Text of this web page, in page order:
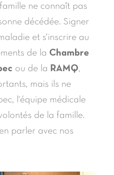
ne connaît pas
décédée. Signer
et s’inscrire au
de la Chambre
ou de la RAMQ,
mais ils ne
l'équipe médicale
de la famille.
parler avec nos